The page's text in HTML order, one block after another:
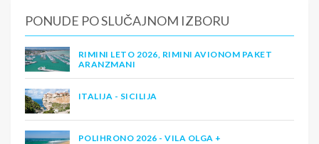
PONUDE PO SLUČAJNOM IZBORU
RIMINI LETO 2026, RIMINI AVIONOM PAKET
ARANZMANI
ITALIJA - SICILIJA
POLIHRONO 2026 - VILA OLGA +